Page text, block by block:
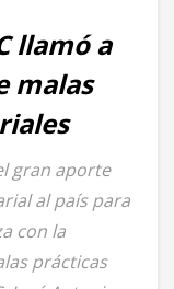
llamó a
malas
gran aporte
al país para
con la
prácticas